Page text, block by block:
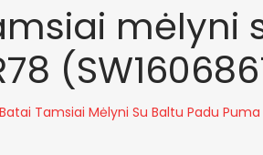
mėlyni
Tamsiai Mėlyni Su Baltu Padu Puma